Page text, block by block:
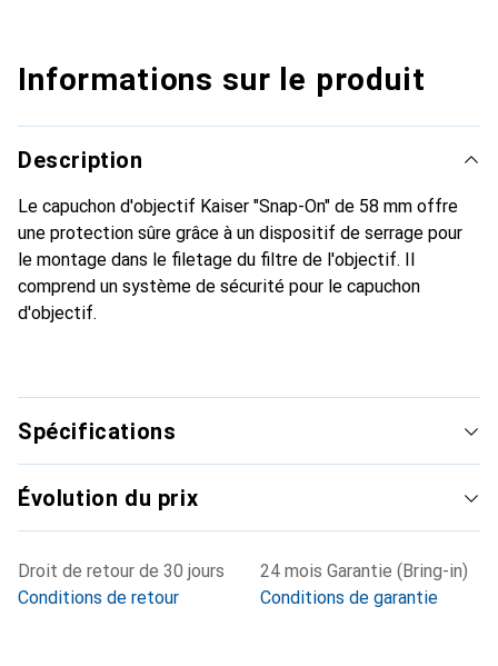
Informations sur le produit
Description
Le capuchon d'objectif Kaiser "Snap-On" de 58 mm offre
une protection sûre grâce à un dispositif de serrage pour
le montage dans le filetage du filtre de l'objectif. Il
comprend un système de sécurité pour le capuchon
d'objectif.
Spécifications
Évolution du prix
Droit de retour de 30 jours
Conditions de retour
24 mois Garantie (Bring-in)
Conditions de garantie